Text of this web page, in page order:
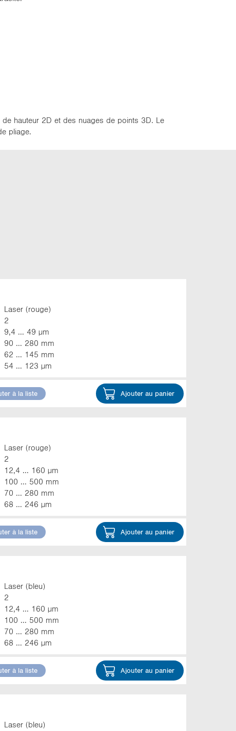
hauteur 2D et des nuages de points 3D. Le
pliage.
Laser (rouge)
2
9,4 ... 49 µm
90 ... 280 mm
62 ... 145 mm
54 ... 123 µm
à la liste Ajouter au panier
Laser (rouge)
2
12,4 ... 160 µm
100 ... 500 mm
70 ... 280 mm
68 ... 246 µm
à la liste Ajouter au panier
Laser (bleu)
2
12,4 ... 160 µm
100 ... 500 mm
70 ... 280 mm
68 ... 246 µm
à la liste Ajouter au panier
Laser (bleu)